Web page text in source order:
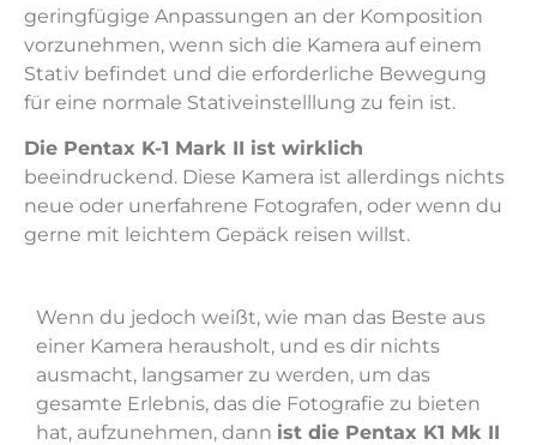
geringfügige Anpassungen an der Komposition
vorzunehmen, wenn sich die Kamera auf einem
Stativ befindet und die erforderliche Bewegung
für eine normale Stativeinstelllung zu fein ist.
Die Pentax K-1 Mark II ist wirklich
beeindruckend. Diese Kamera ist allerdings nichts
neue oder unerfahrene Fotografen, oder wenn du
gerne mit leichtem Gepäck reisen willst.
Wenn du jedoch weißt, wie man das Beste aus
einer Kamera herausholt, und es dir nichts
ausmacht, langsamer zu werden, um das
gesamte Erlebnis, das die Fotografie zu bieten
hat, aufzunehmen, dann ist die Pentax K1 Mk II